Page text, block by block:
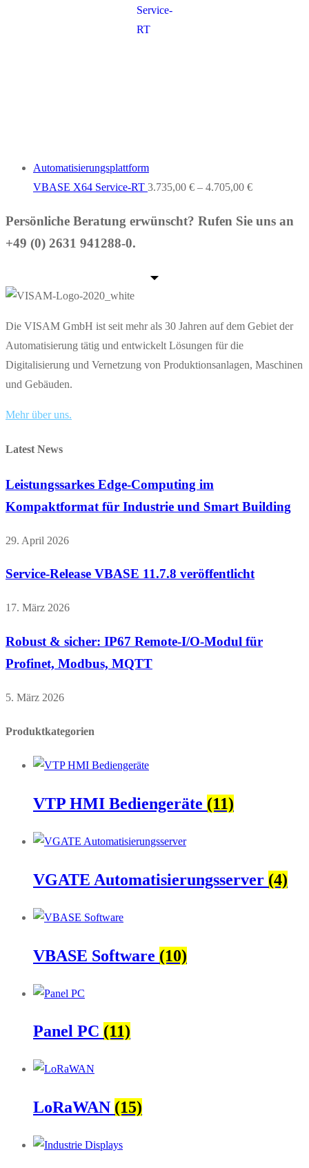
Automatisierungsplattform
VBASE X64 Service-RT 3.735,00 € – 4.705,00 €
Persönliche Beratung erwünscht? Rufen Sie uns an
+49 (0) 2631 941288-0.
Die VISAM GmbH ist seit mehr als 30 Jahren auf dem Gebiet der
Automatisierung tätig und entwickelt Lösungen für die
Digitalisierung und Vernetzung von Produktionsanlagen, Maschinen
und Gebäuden.
Mehr über uns.
Latest News
Leistungssarkes Edge-Computing im
Kompaktformat für Industrie und Smart Building
29. April 2026
Service-Release VBASE 11.7.8 veröffentlicht
17. März 2026
Robust & sicher: IP67 Remote-I/O-Modul für
Profinet, Modbus, MQTT
5. März 2026
Produktkategorien
VTP HMI Bediengeräte (11)
VGATE Automatisierungsserver (4)
VBASE Software (10)
Panel PC (11)
LoRaWAN (15)